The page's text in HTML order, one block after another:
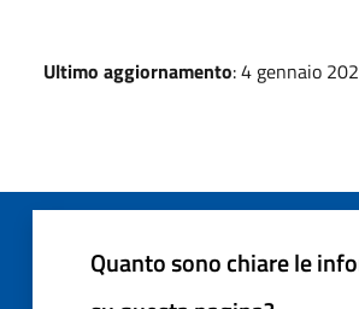
Ultimo aggiornamento: 4 gennaio
Quanto sono chiare le